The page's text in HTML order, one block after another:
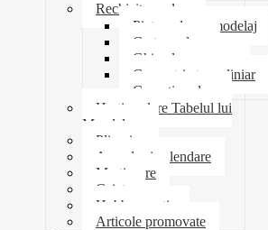
Rechizite scolare
Pictura desen modelaj
Creta scolara
Ghiozdane penare
Geometrie trusa liniar
Coperti scolare
Harti scolare Tabelul lui
Mendeleev
Plicuri
Agende si calendare
Martisoare
Caiete
Hobby creatie
Articole promovate